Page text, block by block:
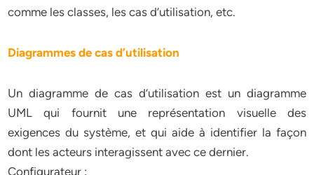
comme les classes, les cas d’utilisation, etc.
Diagrammes de cas d’utilisation
Un diagramme de cas d’utilisation est un diagramme
UML qui fournit une représentation visuelle des
exigences du système, et qui aide à identifier la façon
dont les acteurs interagissent avec ce dernier.
Configurateur :